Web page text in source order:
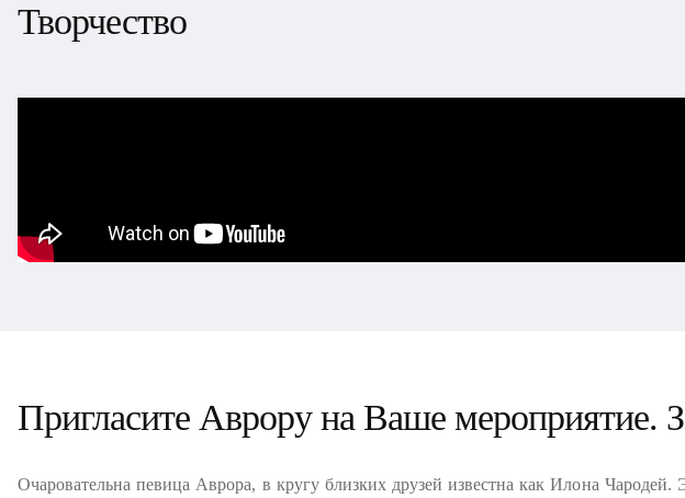
Творчество
Пригласите Аврору на Ваше мероприятие.
Очаровательна певица Аврора, в кругу близких друзей известна как Илона